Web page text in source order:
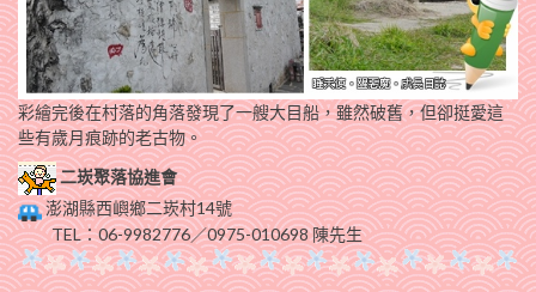
彩繪完後在村落的角落發現了一艘大目船，雖然破舊，但卻挺愛這
些有歲月痕跡的老古物。
二崁聚落協進會
澎湖縣西嶼鄉二崁村14號
TEL：06-9982776／0975-010698 陳先生